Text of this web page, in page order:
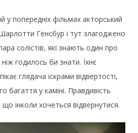
у попередніх фільмах акторський
Генсбур і тут злагоджено
солістів, які знають один про
годилось би знати. Їхнє
глядача іскрами відвертості,
багаття у каміні. Правдивість
що інколи хочеться відвернутися.